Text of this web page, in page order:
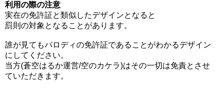
利用の際の注意
実在の免許証と類似したデザインとなると
罰則の対象となることがあります。
誰が見てもパロディの免許証であることがわかるデザイン
にしてください。
当方(蒼空はるか運営/空のカケラ)はその一切は免責とさせ
ていただきます。